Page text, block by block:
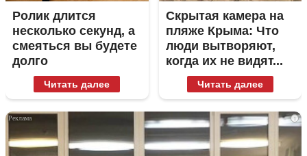
Ролик длится
несколько секунд, а
смеяться вы будете
долго
Читать далее
Скрытая камера на
пляже Крыма: Что
люди вытворяют,
когда их не видят...
Читать далее
i